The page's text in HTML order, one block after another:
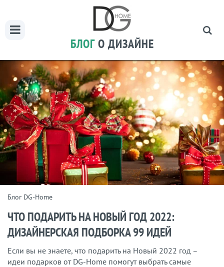
БЛОГ О ДИЗАЙНЕ
Блог DG-Home
ЧТО ПОДАРИТЬ НА НОВЫЙ ГОД 2022:
ДИЗАЙНЕРСКАЯ ПОДБОРКА 99 ИДЕЙ
Если вы не знаете, что подарить на Новый 2022 год –
идеи подарков от DG-Home помогут выбрать самые